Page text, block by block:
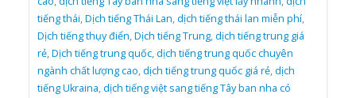
tiếng thái,Dịch tiếng Thái Lan,dịch tiếng thái lan miễn phí,
Dịch tiếng thụy điển,Dịch tiếng Trung,dịch tiếng trung giá
rẻ,Dịch tiếng trung quốc,dịch tiếng trung quốc chuyên
ngành chất lượng cao,dịch tiếng trung quốc giá rẻ,dịch
tiếng Ukraina,dịch tiếng việt sang tiếng Tây ban nha có